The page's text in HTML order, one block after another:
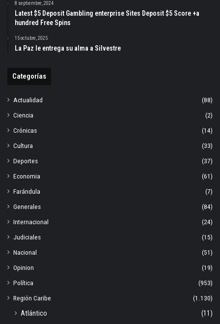
8 septiembre, 2024
Latest $5 Deposit Gambling enterprise Sites Deposit $5 Score +a
hundred Free Spins
15 octubre, 2025
La Paz le entrega su alma a Silvestre
Categorías
Actualidad
(88)
Ciencia
(2)
Crónicas
(14)
Cultura
(33)
Deportes
(37)
Economia
(61)
Farándula
(7)
Generales
(84)
Internacional
(24)
Judiciales
(15)
Nacional
(51)
Opinion
(19)
Política
(953)
Región Caribe
(1.130)
Atlántico
(11)